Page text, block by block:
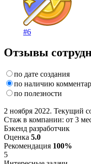
#6
Отзывы
по дате создания
по наличию
по полезности
2 ноября 2022. Текущий
Стаж в компании: от 3
Бэкенд разработчик
Оценка 5.0
Рекомендация 100%
5